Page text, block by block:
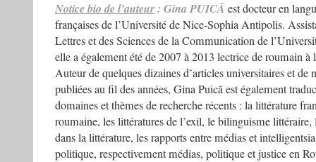
Notice bio de l’auteur: Gina PUICĂ est docteur en
françaises de l’Université de Nice-Sophia Antipolis.
Lettres et des Sciences de la Communication de
elle a également été de 2007 à 2013 lectrice de roumain à
Auteur de quelques dizaines d’articles universitaires et de
publiées au fil des années, Gina Puică est également
domaines et thèmes de recherche récents : la littérature
roumaine, les littératures de l’exil, le bilinguisme
dans la littérature, les rapports entre médias et
politique, respectivement médias, politique et justice en